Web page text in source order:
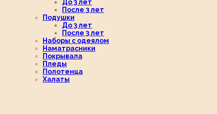
До 3 лет
После 3 лет
Подушки
До 3 лет
После 3 лет
Наборы с одеялом
Наматрасники
Покрывала
Пледы
Полотенца
Халаты